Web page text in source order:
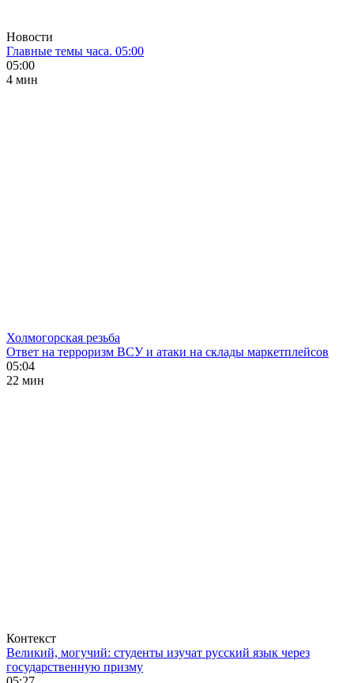
Новости
Главные темы часа. 05:00
05:00
4 мин
Холмогорская резьба
Ответ на терроризм ВСУ и атаки на склады маркетплейсов
05:04
22 мин
Контекст
Великий, могучий: студенты изучат русский язык через
государственную призму